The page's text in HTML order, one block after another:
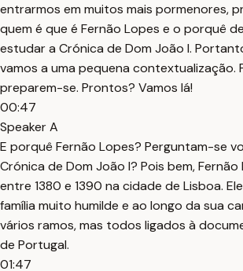
entrarmos em muitos mais pormenores,
quem é que é Fernão Lopes e o porquê
estudar a Crónica de Dom João I.
vamos a uma pequena contextualização.
preparem-se. Prontos? Vamos lá!
00:47
Speaker A
E porquê Fernão Lopes? Perguntam-se
Crónica de Dom João I? Pois bem,
entre 1380 e 1390 na cidade de Lisboa.
família muito humilde e ao longo da sua
vários ramos, mas todos ligados à
de Portugal.
01:47